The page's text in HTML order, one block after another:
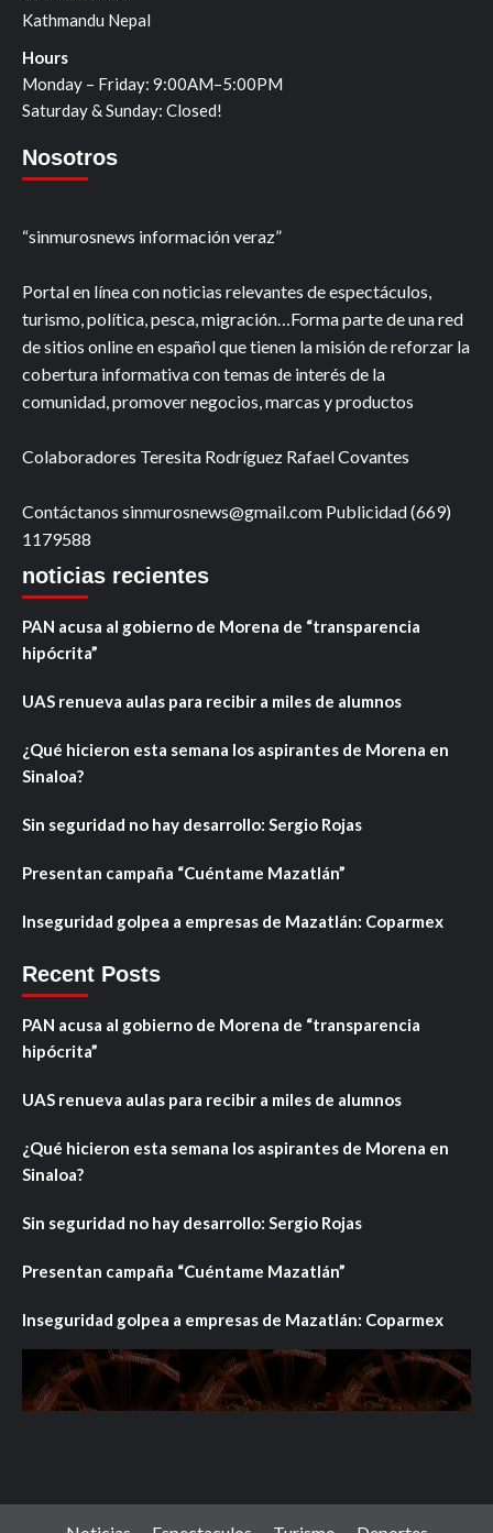
Kathmandu Nepal
Hours
Monday – Friday: 9:00AM–5:00PM
Saturday & Sunday: Closed!
Nosotros
“sinmurosnews información veraz”
Portal en línea con noticias relevantes de espectáculos,
turismo, política, pesca, migración…Forma parte de una red
de sitios online en español que tienen la misión de reforzar la
cobertura informativa con temas de interés de la
comunidad, promover negocios, marcas y productos
Colaboradores Teresita Rodríguez Rafael Covantes
Contáctanos sinmurosnews@gmail.com Publicidad (669)
1179588
noticias recientes
PAN acusa al gobierno de Morena de “transparencia
hipócrita”
UAS renueva aulas para recibir a miles de alumnos
¿Qué hicieron esta semana los aspirantes de Morena en
Sinaloa?
Sin seguridad no hay desarrollo: Sergio Rojas
Presentan campaña “Cuéntame Mazatlán”
Inseguridad golpea a empresas de Mazatlán: Coparmex
Recent Posts
PAN acusa al gobierno de Morena de “transparencia
hipócrita”
UAS renueva aulas para recibir a miles de alumnos
¿Qué hicieron esta semana los aspirantes de Morena en
Sinaloa?
Sin seguridad no hay desarrollo: Sergio Rojas
Presentan campaña “Cuéntame Mazatlán”
Inseguridad golpea a empresas de Mazatlán: Coparmex